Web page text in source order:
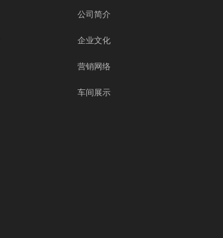
公司简介
企业文化
营销网络
车间展示